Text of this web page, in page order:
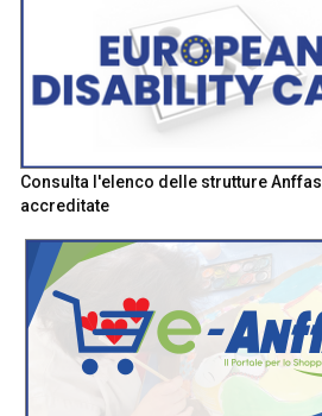
Consulta l'elenco delle strutture Anffas
accreditate